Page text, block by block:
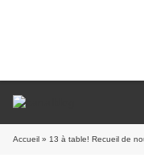
Accueil » 13 à table! Recueil de